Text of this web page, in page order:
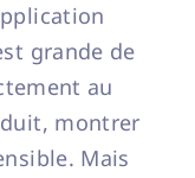
grande de
au
montrer
Mais